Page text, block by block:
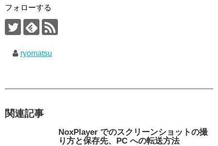
フォローする
ryomatsu
関連記事
NoxPlayer でのスクリーンショットの撮
り方と保存先、PC への転送方法